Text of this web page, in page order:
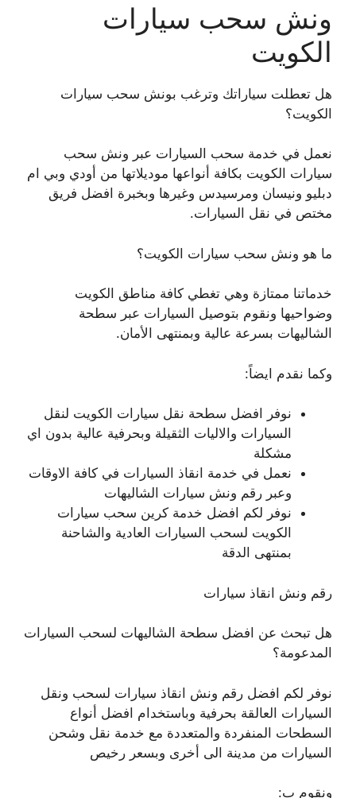
ونش سحب سيارات
الكويت
هل تعطلت سياراتك وترغب بونش سحب سيارات
الكويت؟
نعمل في خدمة سحب السيارات عبر ونش سحب
سيارات الكويت بكافة أنواعها موديلاتها من أودي وبي ام
دبليو ونيسان ومرسيدس وغيرها وبخبرة افضل فريق
مختص في نقل السيارات.
ما هو ونش سحب سيارات الكويت؟
خدماتنا ممتازة وهي تغطي كافة مناطق الكويت
وضواحيها ونقوم بتوصيل السيارات عبر سطحة
الشاليهات بسرعة عالية وبمنتهى الأمان.
وكما نقدم ايضاً:
نوفر افضل سطحة نقل سيارات الكويت لنقل
السيارات والاليات الثقيلة وبحرفية عالية بدون اي
مشكلة
نعمل في خدمة انقاذ السيارات في كافة الاوقات
وعبر رقم ونش سيارات الشاليهات
نوفر لكم افضل خدمة كرين سحب سيارات
الكويت لسحب السيارات العادية والشاحنة
بمنتهى الدقة
رقم ونش انقاذ سيارات
هل تبحث عن افضل سطحة الشاليهات لسحب السيارات
المدعومة؟
نوفر لكم افضل رقم ونش انقاذ سيارات لسحب ونقل
السيارات العالقة بحرفية وباستخدام افضل أنواع
السطحات المنفردة والمتعددة مع خدمة نقل وشحن
السيارات من مدينة الى أخرى وبسعر رخيص
ونقوم ب: